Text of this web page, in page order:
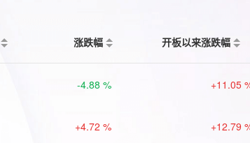
涨跌幅 开板以来涨跌幅
-4.88 % +11.05
+4.72 % +12.79